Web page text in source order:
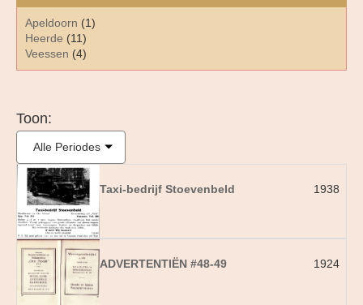
Apeldoorn (1)
Heerde (11)
Veessen (4)
Toon:
Alle Periodes
Taxi-bedrijf Stoevenbeld 1938
ADVERTENTIËN #48-49 1924